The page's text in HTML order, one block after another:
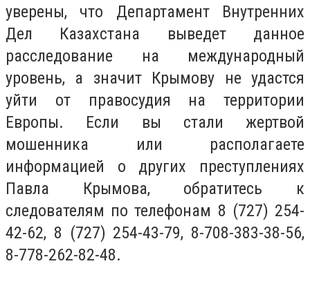
уверены, что Департамент Внутренних
Дел Казахстана выведет данное
расследование на международный
уровень, а значит Крымову не удастся
уйти от правосудия на территории
Европы. Если вы стали жертвой
мошенника или располагаете
информацией о других преступлениях
Павла Крымова, обратитесь к
следователям по телефонам 8 (727) 254-
42-62, 8 (727) 254-43-79, 8-708-383-38-56,
8-778-262-82-48.